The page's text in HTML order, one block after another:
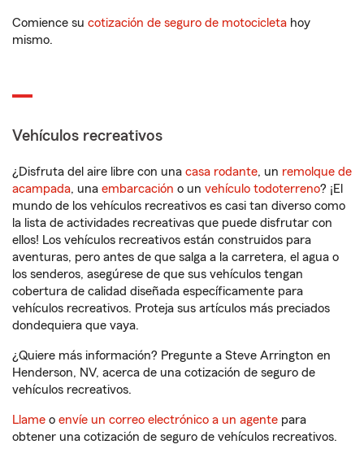
Comience su cotización de seguro de motocicleta hoy
mismo.
Vehículos recreativos
¿Disfruta del aire libre con una casa rodante, un remolque de
acampada, una embarcación o un vehículo todoterreno? ¡El
mundo de los vehículos recreativos es casi tan diverso como
la lista de actividades recreativas que puede disfrutar con
ellos! Los vehículos recreativos están construidos para
aventuras, pero antes de que salga a la carretera, el agua o
los senderos, asegúrese de que sus vehículos tengan
cobertura de calidad diseñada específicamente para
vehículos recreativos. Proteja sus artículos más preciados
dondequiera que vaya.
¿Quiere más información? Pregunte a Steve Arrington en
Henderson, NV, acerca de una cotización de seguro de
vehículos recreativos.
Llame o envíe un correo electrónico a un agente para
obtener una cotización de seguro de vehículos recreativos.